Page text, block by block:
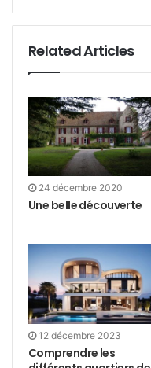
Related Articles
24 décembre 2020
Une belle découverte
12 décembre 2023
Comprendre les